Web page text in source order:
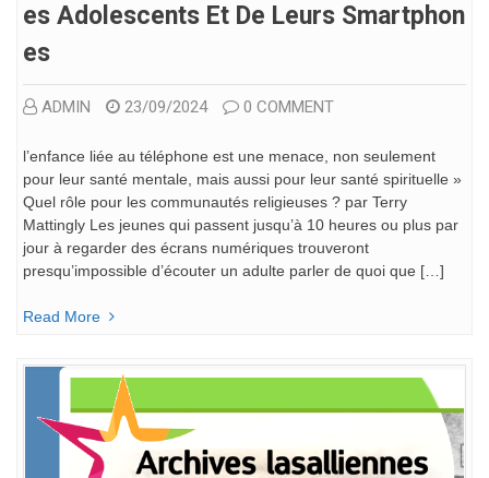
Es Adolescents Et De Leurs Smartphon
Es
ADMIN 23/09/2024 0 COMMENT
l’enfance liée au téléphone est une menace, non seulement
pour leur santé mentale, mais aussi pour leur santé spirituelle »
Quel rôle pour les communautés religieuses ? par Terry
Mattingly Les jeunes qui passent jusqu’à 10 heures ou plus par
jour à regarder des écrans numériques trouveront
presqu’impossible d’écouter un adulte parler de quoi que […]
Read More